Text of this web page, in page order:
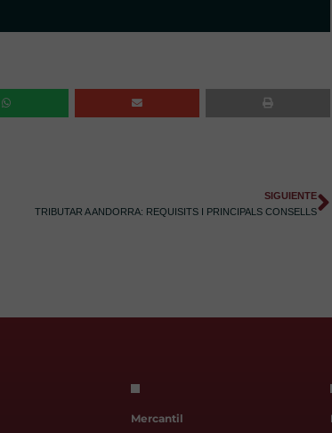
SIGUIENTE
TRIBUTAR A ANDORRA: REQUISITS I PRINCIPALS CONSELLS
Mercantil